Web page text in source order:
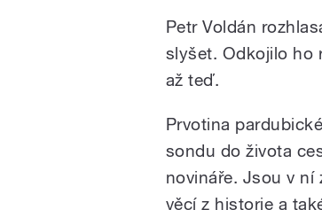
Petr Voldán
slyšet. Odkojilo ho
až teď.
Prvotina
sondu do života
novináře. Jsou v ní
věcí z historie a